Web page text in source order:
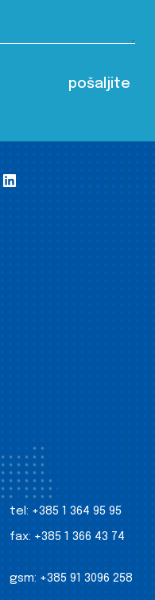
tel: +385 1 364 95 95
fax: +385 1 366 43 74
gsm: +385 91 3096 258